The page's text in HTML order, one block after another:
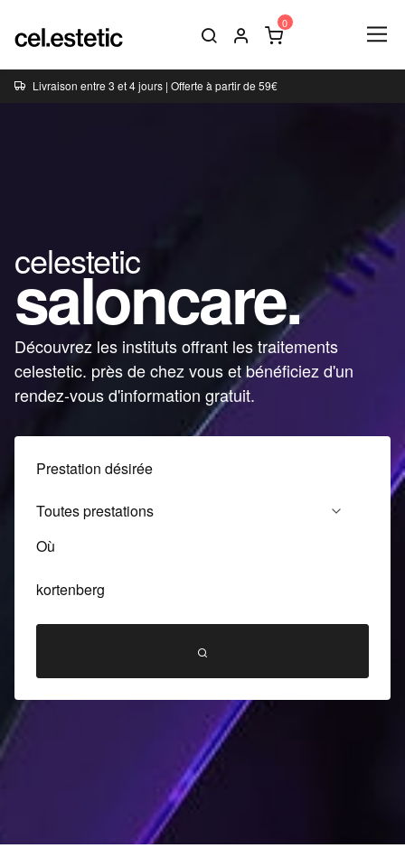
Livraison entre 3 et 4 jours | Offerte à partir de 59€
celestetic
saloncare.
Découvrez les instituts offrant les traitements
celestetic. près de chez vous et bénéficiez d'un
rendez-vous d'information gratuit.
Prestation désirée
Où